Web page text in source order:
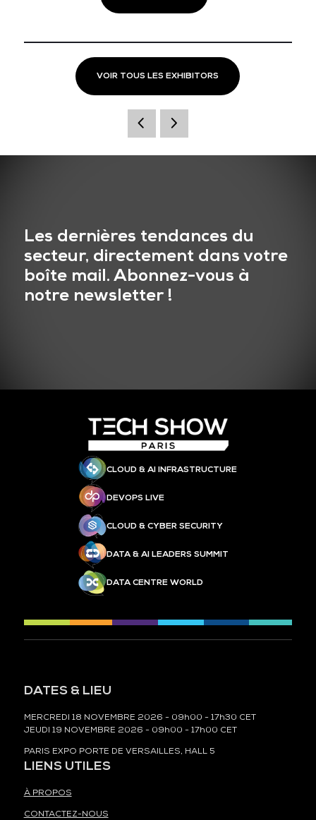
VOIR TOUS LES EXHIBITORS
Les dernières tendances du
secteur, directement dans votre
boîte mail. Abonnez-vous à
notre newsletter !
CLOUD & AI INFRASTRUCTURE
DEVOPS LIVE
CLOUD & CYBER SECURITY
DATA & AI LEADERS SUMMIT
DATA CENTRE WORLD
DATES & LIEU
MERCREDI 18 NOVEMBRE 2026 - 09h00 - 17h30 CET
JEUDI 19 NOVEMBRE 2026 - 09h00 - 17h00 CET
PARIS EXPO PORTE DE VERSAILLES, HALL 5
LIENS UTILES
À PROPOS
CONTACTEZ-NOUS